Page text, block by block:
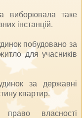
виборювала таке
інстанцій.
побудовано за
для учасників
за державні
квартир.
власності